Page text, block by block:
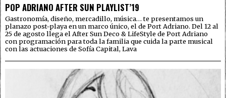
POP ADRIANO AFTER SUN PLAYLIST’19
Gastronomía, diseño, mercadillo, música… te presentamos un
planazo post-playa en un marco único, el de Port Adriano. Del 12 al
25 de agosto llega el After Sun Deco & LifeStyle de Port Adriano
con programación para toda la familia que cuida la parte musical
con las actuaciones de Sofía Capital, Lava